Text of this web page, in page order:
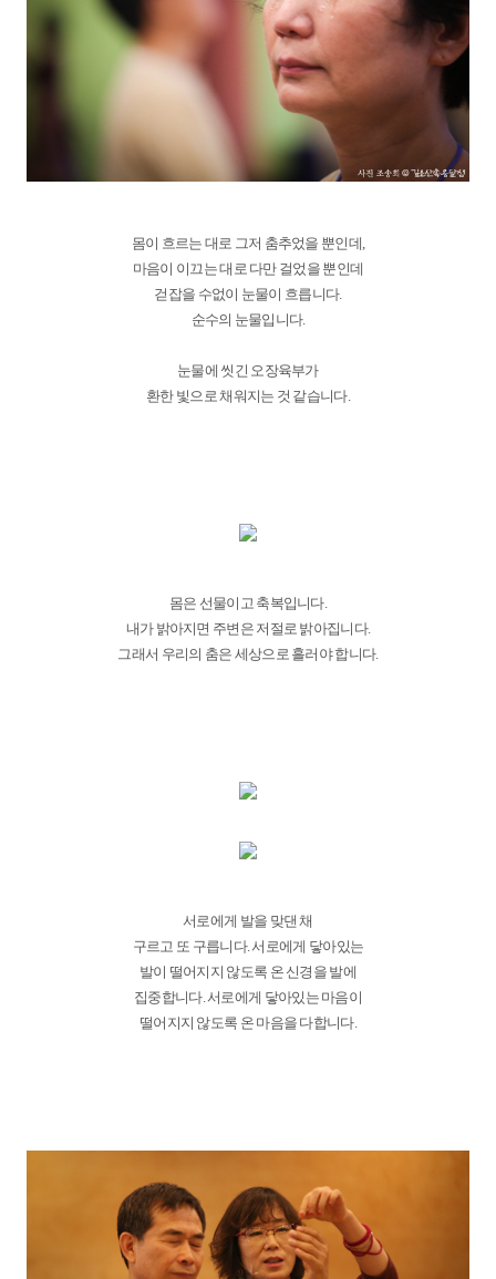
몸이 흐르는 대로 그저 춤추었을 뿐인데,
마음이 이끄는 대로 다만 걸었을 뿐인데
걷잡을 수없이 눈물이 흐릅니다.
순수의 눈물입니다.
눈물에 씻긴 오장육부가
환한 빛으로 채워지는 것 같습니다.
몸은 선물이고 축복입니다.
내가 밝아지면 주변은 저절로 밝아집니다.
그래서 우리의 춤은 세상으로 흘러야 합니다.
서로에게 발을 맞댄 채
구르고 또 구릅니다. 서로에게 닿아있는
발이 떨어지지 않도록 온 신경을 발에
집중합니다. 서로에게 닿아있는 마음이
떨어지지 않도록 온 마음을 다합니다.